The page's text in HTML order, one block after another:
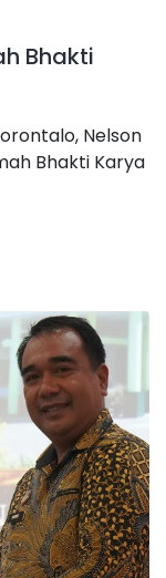
Bhakti
Nelson
Bhakti Karya